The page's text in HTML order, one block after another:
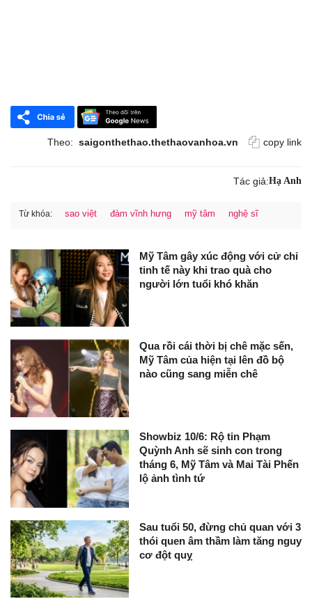
Theo: saigonthethao.thethaovanhoa.vn copy link
Tác giả:Hạ Anh
Từ khóa: sao việt đàm vĩnh hưng mỹ tâm nghệ sĩ
Mỹ Tâm gây xúc động với cử chỉ
tinh tế này khi trao quà cho
người lớn tuổi khó khăn
Qua rồi cái thời bị chê mặc sến,
Mỹ Tâm của hiện tại lên đồ bộ
nào cũng sang miễn chê
Showbiz 10/6: Rộ tin Phạm
Quỳnh Anh sẽ sinh con trong
tháng 6, Mỹ Tâm và Mai Tài Phến
lộ ảnh tình tứ
Sau tuổi 50, đừng chủ quan với 3
thói quen âm thầm làm tăng nguy
cơ đột quỵ